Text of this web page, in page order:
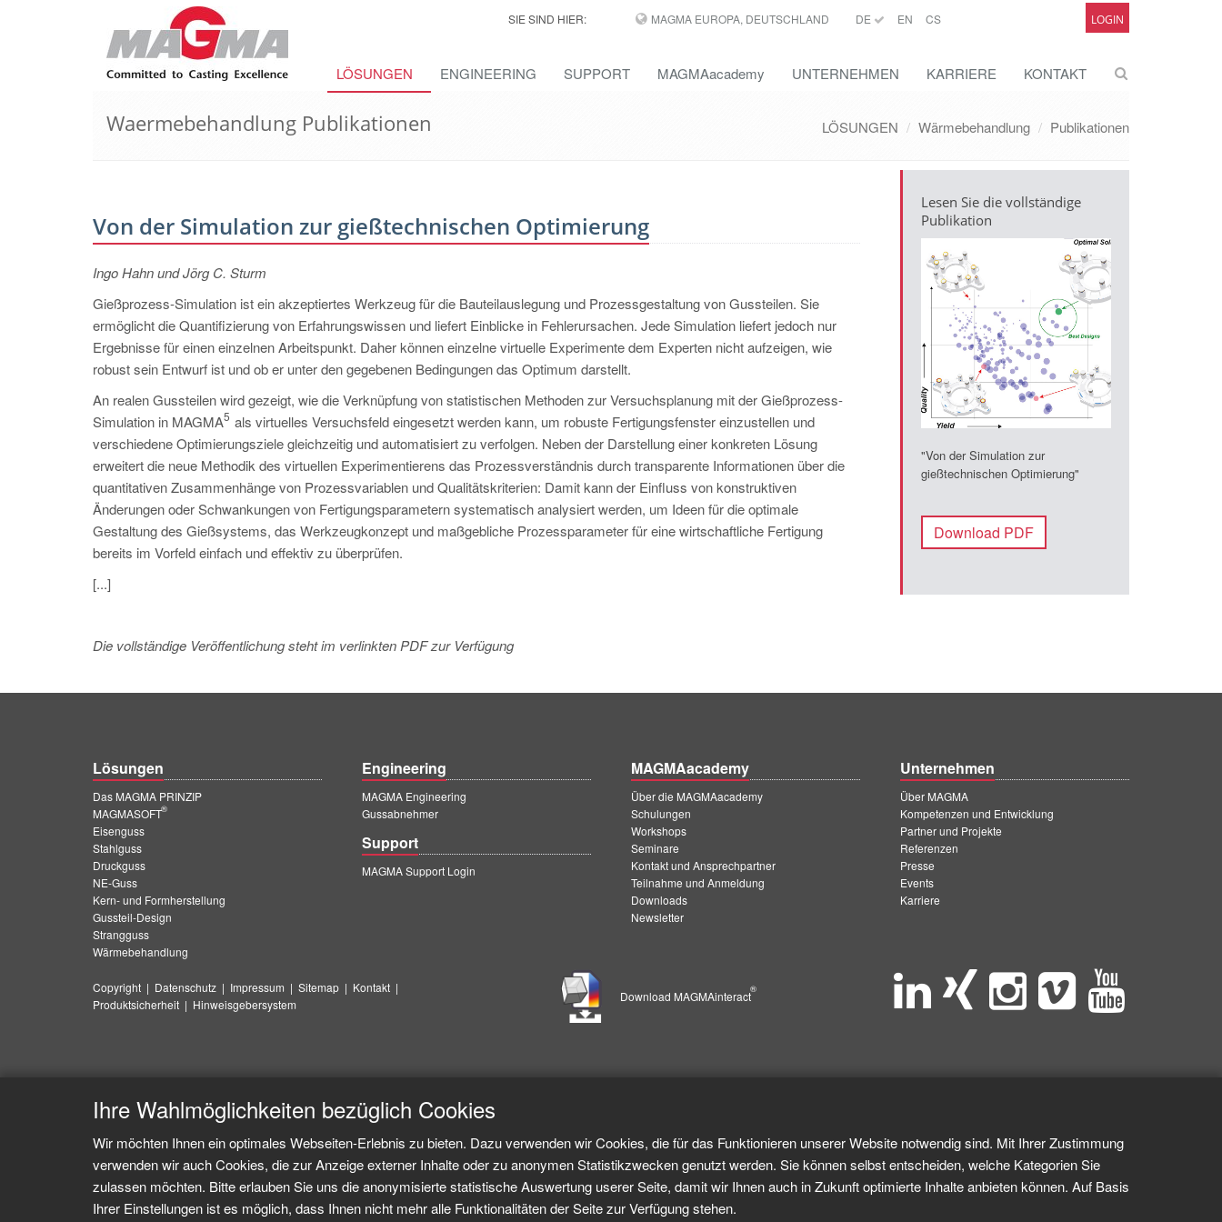
SIE SIND HIER: MAGMA EUROPA, DEUTSCHLAND DE EN CS LOGIN
LÖSUNGEN ENGINEERING SUPPORT MAGMAacademy UNTERNEHMEN KARRIERE KONTAKT
Waermebehandlung Publikationen LÖSUNGEN Wärmebehandlung Publikationen
Von der Simulation zur gießtechnischen Optimierung
Ingo Hahn und Jörg C. Sturm
Gießprozess-Simulation ist ein akzeptiertes Werkzeug für die Bauteilauslegung und Prozessgestaltung von Gussteilen. Sie
ermöglicht die Quantifizierung von Erfahrungswissen und liefert Einblicke in Fehlerursachen. Jede Simulation liefert jedoch nur
Ergebnisse für einen einzelnen Arbeitspunkt. Daher können einzelne virtuelle Experimente dem Experten nicht aufzeigen, wie
robust sein Entwurf ist und ob er unter den gegebenen Bedingungen das Optimum darstellt.
An realen Gussteilen wird gezeigt, wie die Verknüpfung von statistischen Methoden zur Versuchsplanung mit der Gießprozess-
Simulation in MAGMA
5 als virtuelles Versuchsfeld eingesetzt werden kann, um robuste Fertigungsfenster einzustellen und
verschiedene Optimierungsziele gleichzeitig und automatisiert zu verfolgen. Neben der Darstellung einer konkreten Lösung
erweitert die neue Methodik des virtuellen Experimentierens das Prozessverständnis durch transparente Informationen über die
quantitativen Zusammenhänge von Prozessvariablen und Qualitätskriterien: Damit kann der Einfluss von konstruktiven
Änderungen oder Schwankungen von Fertigungsparametern systematisch analysiert werden, um Ideen für die optimale
Gestaltung des Gießsystems, das Werkzeugkonzept und maßgebliche Prozessparameter für eine wirtschaftliche Fertigung
bereits im Vorfeld einfach und effektiv zu überprüfen.
[...]
Die vollständige Veröffentlichung steht im verlinkten PDF zur Verfügung
Lesen Sie die vollständige
Publikation
"Von der Simulation zur
gießtechnischen Optimierung"
Download PDF
Lösungen
Das MAGMA PRINZIP
MAGMASOFT
®
Eisenguss
Stahlguss
Druckguss
NE-Guss
Kern- und Formherstellung
Gussteil-Design
Strangguss
Wärmebehandlung
Engineering
MAGMA Engineering
Gussabnehmer
Support
MAGMA Support Login
MAGMAacademy
Über die MAGMAacademy
Schulungen
Workshops
Seminare
Kontakt und Ansprechpartner
Teilnahme und Anmeldung
Downloads
Newsletter
Unternehmen
Über MAGMA
Kompetenzen und Entwicklung
Partner und Projekte
Referenzen
Presse
Events
Karriere
Copyright | Datenschutz | Impressum | Sitemap | Kontakt |
Produktsicherheit | Hinweisgebersystem
Download MAGMAinteract
®
Ihre Wahlmöglichkeiten bezüglich Cookies
Wir möchten Ihnen ein optimales Webseiten-Erlebnis zu bieten. Dazu verwenden wir Cookies, die für das Funktionieren unserer Website notwendig sind. Mit Ihrer Zustimmung
verwenden wir auch Cookies, die zur Anzeige externer Inhalte oder zu anonymen Statistikzwecken genutzt werden. Sie können selbst entscheiden, welche Kategorien Sie
zulassen möchten. Bitte erlauben Sie uns die anonymisierte statistische Auswertung userer Seite, damit wir Ihnen auch in Zukunft optimierte Inhalte anbieten können. Auf Basis
Ihrer Einstellungen ist es möglich, dass Ihnen nicht mehr alle Funktionalitäten der Seite zur Verfügung stehen.